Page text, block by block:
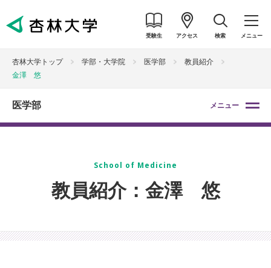
受験生 アクセス 検索 メニュー
杏林大学トップ 学部・大学院 医学部
教員紹介
金澤 悠
医学部 メニュー
School of Medicine
教員紹介：金澤 悠